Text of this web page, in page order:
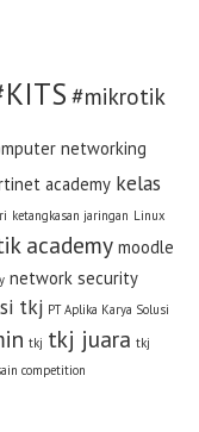
#mikrotik
networking
academy kelas
ketangkasan jaringan Linux
academy moodle
network security
tkj PT Aplika Karya Solusi
tkj tkj juara tkj
competition